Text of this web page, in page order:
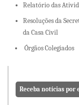
Relatório das
Resoluções da
da Casa Civil
Órgãos Colegiados
Receba notícias por